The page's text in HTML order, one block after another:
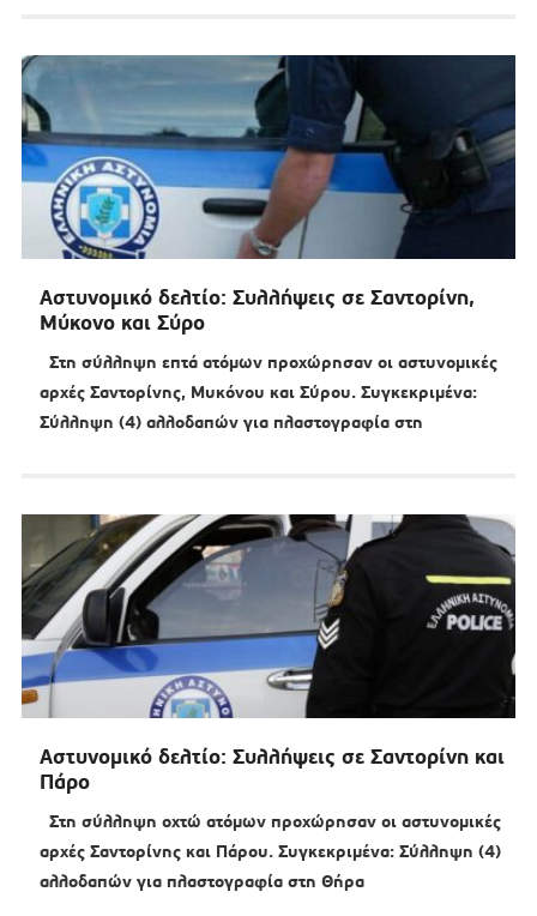
Αστυνομικό δελτίο: Συλλήψεις σε Σαντορίνη,
Μύκονο και Σύρο
Στη σύλληψη επτά ατόμων προχώρησαν οι αστυνομικές
αρχές Σαντορίνης, Μυκόνου και Σύρου. Συγκεκριμένα:
Σύλληψη (4) αλλοδαπών για πλαστογραφία στη
Αστυνομικό δελτίο: Συλλήψεις σε Σαντορίνη και
Πάρο
Στη σύλληψη οχτώ ατόμων προχώρησαν οι αστυνομικές
αρχές Σαντορίνης και Πάρου. Συγκεκριμένα: Σύλληψη (4)
αλλοδαπών για πλαστογραφία στη Θήρα